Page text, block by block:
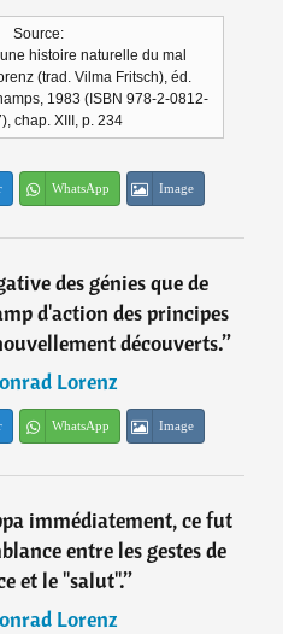
Source:
histoire naturelle du mal
(trad. Vilma Fritsch), éd.
1983 (ISBN 978-2-0812-
chap. XIII, p. 234
WhatsApp Image
des génies que de
d'action des principes
découverts.”
Lorenz
WhatsApp Image
immédiatement, ce fut
entre les gestes de
et le "salut".”
Lorenz